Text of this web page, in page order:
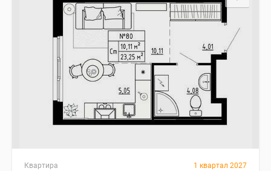
Квартира 1 квартал 2027